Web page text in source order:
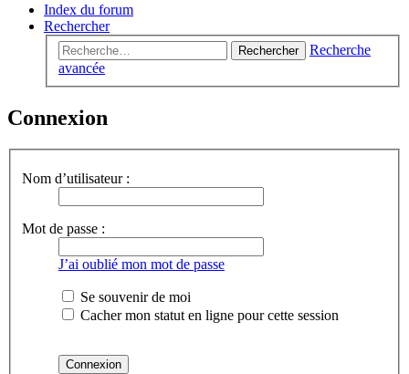
Index du forum
Rechercher
Rechercher
Recherche
avancée
Connexion
Nom d’utilisateur :
Mot de passe :
J’ai oublié mon mot de passe
Se souvenir de moi
Cacher mon statut en ligne pour cette session